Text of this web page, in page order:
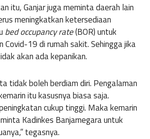
itu, Ganjar juga meminta daerah lain
meningkatkan ketersediaan
bed occupancy rate(BOR) untuk
Covid-19 di rumah sakit. Sehingga jika
akan ada kepanikan.
tidak boleh berdiam diri. Pengalaman
itu kasusnya biasa saja.
cukup tinggi. Maka kemarin
Kadinkes Banjarnegara untuk
tegasnya.